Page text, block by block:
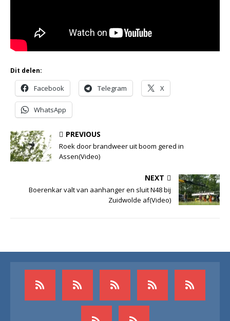
Dit delen:
Facebook Telegram X
WhatsApp
PREVIOUS
Roek door brandweer uit boom gered in
Assen(Video)
NEXT
Boerenkar valt van aanhanger en sluit N48 bij
Zuidwolde af(Video)